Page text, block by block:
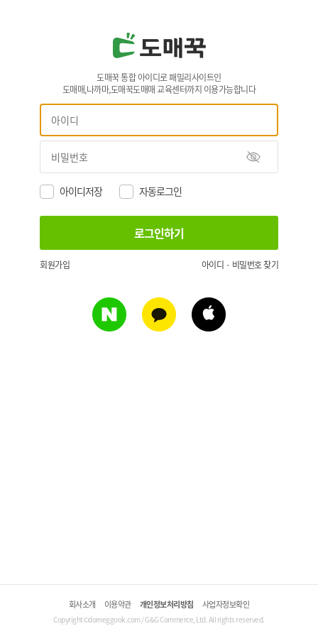
도매꾹 통합 아이디로 패밀리사이트인
도매매,나까마,도매꾹도매매 교육센터까지 이용가능합니다
아이디저장 자동로그인
회원가입 아이디 · 비밀번호 찾기
회사소개 이용약관 개인정보처리방침 사업자정보확인
Copyright©domeggook.com / G&G Commerce, Ltd. All rights reserved.